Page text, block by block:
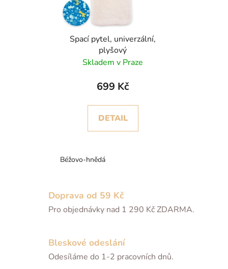
Doprava od 59 Kč
Pro objednávky nad 1 290 Kč ZDARMA.
Bleskové odeslání
Odesíláme do 1-2 pracovních dnů.
Spací pytel, univerzální,
plyšový
Skladem v Praze
699 Kč
DETAIL
Béžovo-hnědá